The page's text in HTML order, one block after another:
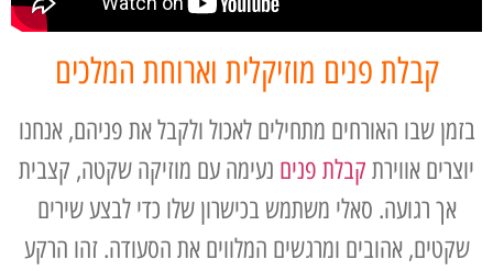
קבלת פנים מוזיקלית וארוחת המלכים
בזמן שבו האורחים מתחילים לאכול ולקבל את פניהם, אנחנו
יוצרים אווירת קבלת פנים נעימה עם מוזיקה שקטה, קצבית
אך רגועה. סאלי משתמש בכישרון שלו כדי לבצע שירים
שקטים, אהובים ומרגשים המלווים את הסעודה. זהו הרקע